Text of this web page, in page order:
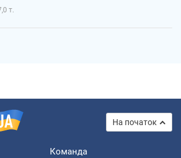
т.
На початок
Команда